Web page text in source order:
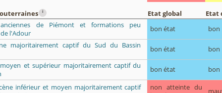
i Etat global
Etat
anciennes de Piémont et formations peu
l'Adour
bon état
bon
majoritairement captif du Sud du Bassin
bon état
bon
moyen et supérieur majoritairement captif du
bon état bon
inférieur et moyen majoritairement captif
non atteinte du